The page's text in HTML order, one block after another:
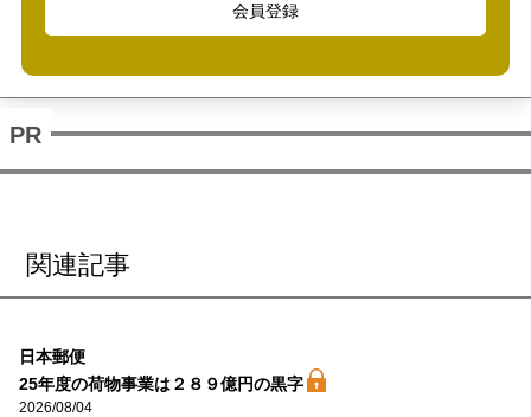
会員登録
関連記事
日本郵便
25年度の荷物事業は２８９億円の黒字
2026/08/04